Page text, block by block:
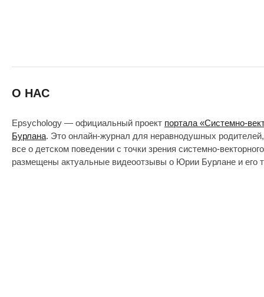
О НАС
Epsychology — официальный проект портала «Системно-
Бурлана. Это онлайн-журнал для неравнодушных
все о детском поведении с точки зрения системно-
размещены актуальные видеоотзывы о Юрии Бурлане и его